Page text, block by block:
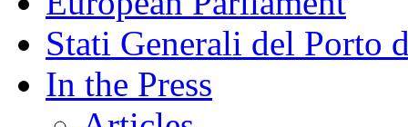
Stati Generali del Porto
In the Press